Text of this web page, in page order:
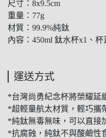
尺寸：8x9.5cm
重量：77g
材質：99.9%純鈦
內容：450ml 鈦水杯x1、杯
運送方式
*台灣尚勇紀念杯將榮耀延
*超輕量航太材質，輕巧攜
*純鈦無毒無味，可以直接
*抗腐蝕，純鈦不與酸鹼性